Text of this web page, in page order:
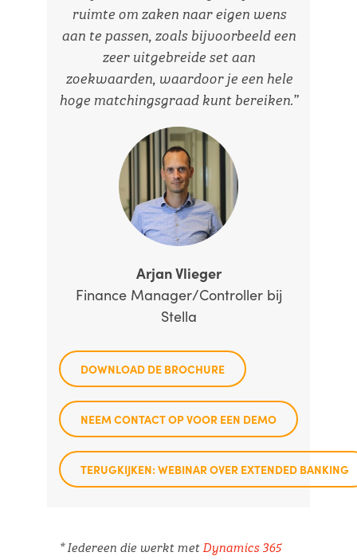
ruimte om zaken naar eigen wens
aan te passen, zoals bijvoorbeeld een
zeer uitgebreide set aan
zoekwaarden, waardoor je een hele
hoge matchingsgraad kunt bereiken.”
Arjan Vlieger
Finance Manager/Controller bij
Stella
DOWNLOAD DE BROCHURE
NEEM CONTACT OP VOOR EEN DEMO
TERUGKIJKEN: WEBINAR OVER EXTENDED BANKING
* Iedereen die werkt met Dynamics 365